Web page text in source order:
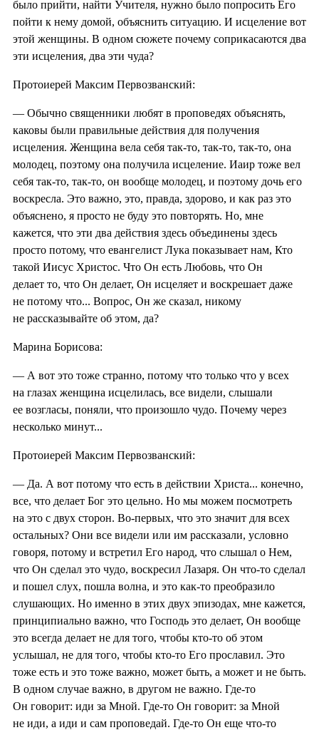
было прийти, найти Учителя, нужно было попросить Его
пойти к нему домой, объяснить ситуацию. И исцеление вот
этой женщины. В одном сюжете почему соприкасаются два
эти исцеления, два эти чуда?
Протоиерей Максим Первозванский:
— Обычно священники любят в проповедях объяснять,
каковы были правильные действия для получения
исцеления. Женщина вела себя так-то, так-то, так-то, она
молодец, поэтому она получила исцеление. Иаир тоже вел
себя так-то, так-то, он вообще молодец, и поэтому дочь его
воскресла. Это важно, это, правда, здорово, и как раз это
объяснено, я просто не буду это повторять. Но, мне
кажется, что эти два действия здесь объединены здесь
просто потому, что евангелист Лука показывает нам, Кто
такой Иисус Христос. Что Он есть Любовь, что Он
делает то, что Он делает, Он исцеляет и воскрешает даже
не потому что... Вопрос, Он же сказал, никому
не рассказывайте об этом, да?
Марина Борисова:
— А вот это тоже странно, потому что только что у всех
на глазах женщина исцелилась, все видели, слышали
ее возгласы, поняли, что произошло чудо. Почему через
несколько минут...
Протоиерей Максим Первозванский:
— Да. А вот потому что есть в действии Христа... конечно,
все, что делает Бог это цельно. Но мы можем посмотреть
на это с двух сторон. Во-первых, что это значит для всех
остальных? Они все видели или им рассказали, условно
говоря, потому и встретил Его народ, что слышал о Нем,
что Он сделал это чудо, воскресил Лазаря. Он что-то сделал
и пошел слух, пошла волна, и это как-то преобразило
слушающих. Но именно в этих двух эпизодах, мне кажется,
принципиально важно, что Господь это делает, Он вообще
это всегда делает не для того, чтобы кто-то об этом
услышал, не для того, чтобы кто-то Его прославил. Это
тоже есть и это тоже важно, может быть, а может и не быть.
В одном случае важно, в другом не важно. Где-то
Он говорит: иди за Мной. Где-то Он говорит: за Мной
не иди, а иди и сам проповедай. Где-то Он еще что-то